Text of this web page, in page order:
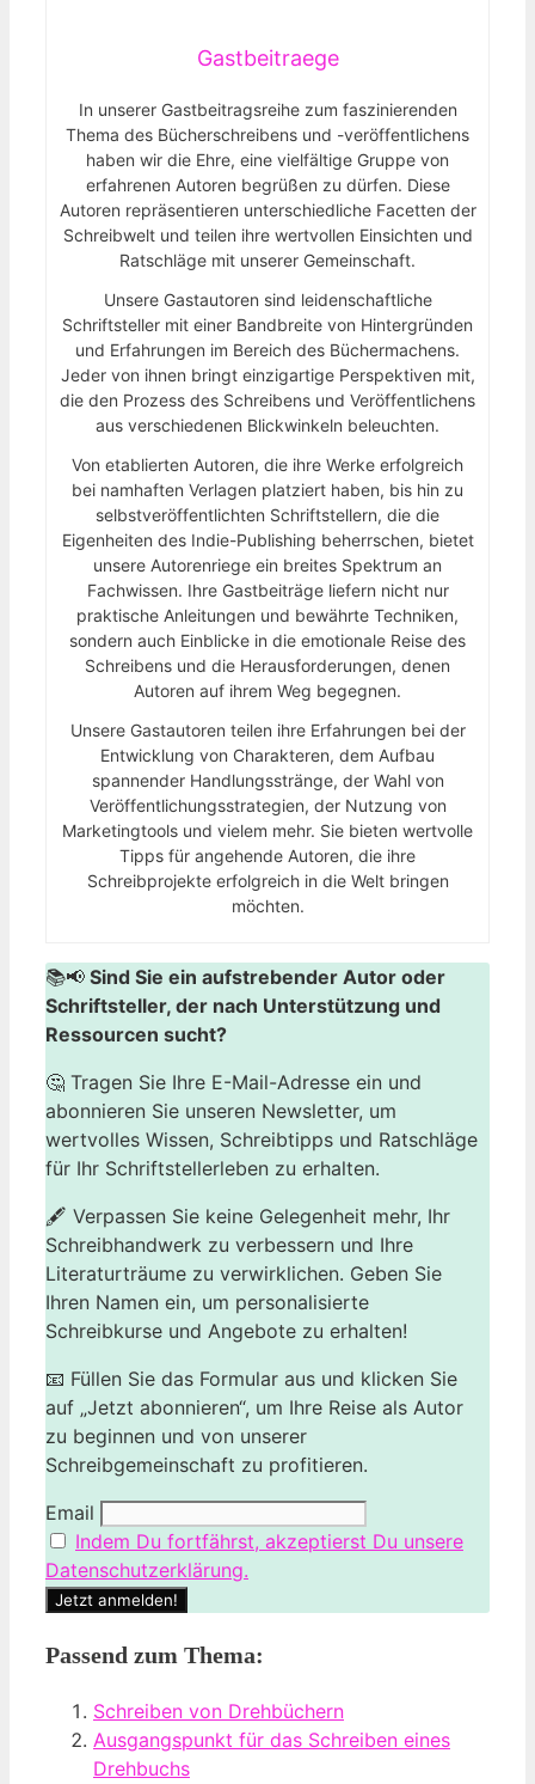
Gastbeitraege
In unserer Gastbeitragsreihe zum faszinierenden
Thema des Bücherschreibens und -veröffentlichens
haben wir die Ehre, eine vielfältige Gruppe von
erfahrenen Autoren begrüßen zu dürfen. Diese
Autoren repräsentieren unterschiedliche Facetten der
Schreibwelt und teilen ihre wertvollen Einsichten und
Ratschläge mit unserer Gemeinschaft.
Unsere Gastautoren sind leidenschaftliche
Schriftsteller mit einer Bandbreite von Hintergründen
und Erfahrungen im Bereich des Büchermachens.
Jeder von ihnen bringt einzigartige Perspektiven mit,
die den Prozess des Schreibens und Veröffentlichens
aus verschiedenen Blickwinkeln beleuchten.
Von etablierten Autoren, die ihre Werke erfolgreich
bei namhaften Verlagen platziert haben, bis hin zu
selbstveröffentlichten Schriftstellern, die die
Eigenheiten des Indie-Publishing beherrschen, bietet
unsere Autorenriege ein breites Spektrum an
Fachwissen. Ihre Gastbeiträge liefern nicht nur
praktische Anleitungen und bewährte Techniken,
sondern auch Einblicke in die emotionale Reise des
Schreibens und die Herausforderungen, denen
Autoren auf ihrem Weg begegnen.
Unsere Gastautoren teilen ihre Erfahrungen bei der
Entwicklung von Charakteren, dem Aufbau
spannender Handlungsstränge, der Wahl von
Veröffentlichungsstrategien, der Nutzung von
Marketingtools und vielem mehr. Sie bieten wertvolle
Tipps für angehende Autoren, die ihre
Schreibprojekte erfolgreich in die Welt bringen
möchten.
📚📢 Sind Sie ein aufstrebender Autor oder
Schriftsteller, der nach Unterstützung und
Ressourcen sucht?
🤔 Tragen Sie Ihre E-Mail-Adresse ein und
abonnieren Sie unseren Newsletter, um
wertvolles Wissen, Schreibtipps und Ratschläge
für Ihr Schriftstellerleben zu erhalten.
🖋️ Verpassen Sie keine Gelegenheit mehr, Ihr
Schreibhandwerk zu verbessern und Ihre
Literaturträume zu verwirklichen. Geben Sie
Ihren Namen ein, um personalisierte
Schreibkurse und Angebote zu erhalten!
📧 Füllen Sie das Formular aus und klicken Sie
auf „Jetzt abonnieren“, um Ihre Reise als Autor
zu beginnen und von unserer
Schreibgemeinschaft zu profitieren.
Email
Indem Du fortfährst, akzeptierst Du unsere
Datenschutzerklärung.
Passend zum Thema:
Schreiben von Drehbüchern
Ausgangspunkt für das Schreiben eines
Drehbuchs